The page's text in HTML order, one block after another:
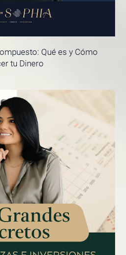
Qué es y Cómo
tu Dinero